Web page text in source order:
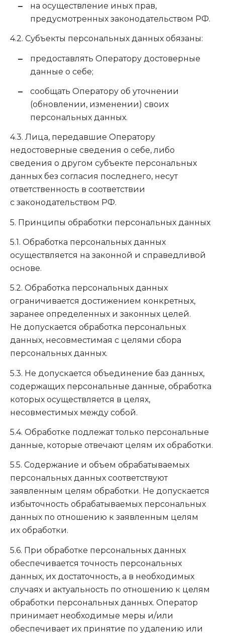
на осуществление иных прав,
предусмотренных законодательством РФ.
4.2. Субъекты персональных данных обязаны:
предоставлять Оператору достоверные
данные о себе;
сообщать Оператору об уточнении
(обновлении, изменении) своих
персональных данных.
4.3. Лица, передавшие Оператору
недостоверные сведения о себе, либо
сведения о другом субъекте персональных
данных без согласия последнего, несут
ответственность в соответствии
с законодательством РФ.
5. Принципы обработки персональных данных
5.1. Обработка персональных данных
осуществляется на законной и справедливой
основе.
5.2. Обработка персональных данных
ограничивается достижением конкретных,
заранее определенных и законных целей.
Не допускается обработка персональных
данных, несовместимая с целями сбора
персональных данных.
5.3. Не допускается объединение баз данных,
содержащих персональные данные, обработка
которых осуществляется в целях,
несовместимых между собой.
5.4. Обработке подлежат только персональные
данные, которые отвечают целям их обработки.
5.5. Содержание и объем обрабатываемых
персональных данных соответствуют
заявленным целям обработки. Не допускается
избыточность обрабатываемых персональных
данных по отношению к заявленным целям
их обработки.
5.6. При обработке персональных данных
обеспечивается точность персональных
данных, их достаточность, а в необходимых
случаях и актуальность по отношению к целям
обработки персональных данных. Оператор
принимает необходимые меры и/или
обеспечивает их принятие по удалению или